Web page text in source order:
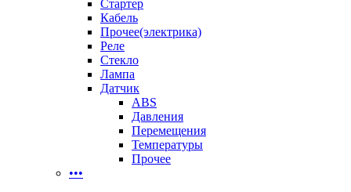
Стартер
Кабель
Прочее(электрика)
Реле
Стекло
Лампа
Датчик
ABS
Давления
Перемещения
Температуры
Прочее
•••